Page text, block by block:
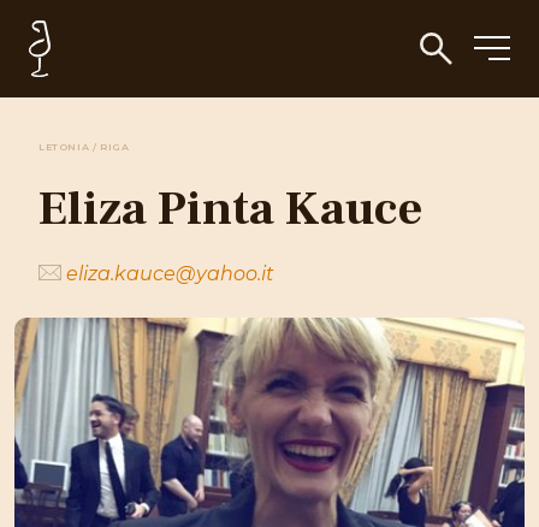
LETONIA / RIGA
Eliza Pinta Kauce
eliza.kauce@yahoo.it